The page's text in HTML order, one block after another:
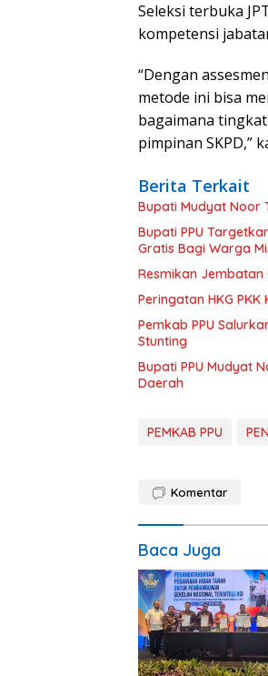
Seleksi terbuka
kompetensi
“Dengan
metode ini bisa
bagaimana
pimpinan SKPD,”
Berita Terkait
Bupati Mudyat Noor
Bupati PPU
Gratis Bagi Warga
Resmikan Jembatan
Peringatan HKG PKK
Pemkab PPU
Stunting
Bupati PPU Mudyat
Daerah
PEMKAB PPU
Komentar
Baca Juga